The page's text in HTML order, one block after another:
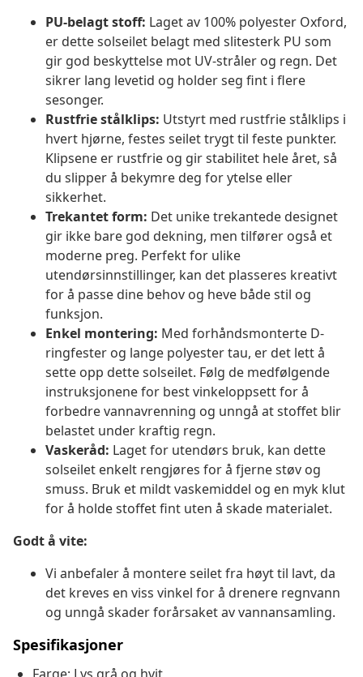
PU-belagt stoff: Laget av 100% polyester Oxford,
er dette solseilet belagt med slitesterk PU som
gir god beskyttelse mot UV-stråler og regn. Det
sikrer lang levetid og holder seg fint i flere
sesonger.
Rustfrie stålklips: Utstyrt med rustfrie stålklips i
hvert hjørne, festes seilet trygt til feste punkter.
Klipsene er rustfrie og gir stabilitet hele året, så
du slipper å bekymre deg for ytelse eller
sikkerhet.
Trekantet form: Det unike trekantede designet
gir ikke bare god dekning, men tilfører også et
moderne preg. Perfekt for ulike
utendørsinnstillinger, kan det plasseres kreativt
for å passe dine behov og heve både stil og
funksjon.
Enkel montering: Med forhåndsmonterte D-
ringfester og lange polyester tau, er det lett å
sette opp dette solseilet. Følg de medfølgende
instruksjonene for best vinkeloppsett for å
forbedre vannavrenning og unngå at stoffet blir
belastet under kraftig regn.
Vaskeråd: Laget for utendørs bruk, kan dette
solseilet enkelt rengjøres for å fjerne støv og
smuss. Bruk et mildt vaskemiddel og en myk klut
for å holde stoffet fint uten å skade materialet.
Godt å vite:
Vi anbefaler å montere seilet fra høyt til lavt, da
det kreves en viss vinkel for å drenere regnvann
og unngå skader forårsaket av vannansamling.
Spesifikasjoner